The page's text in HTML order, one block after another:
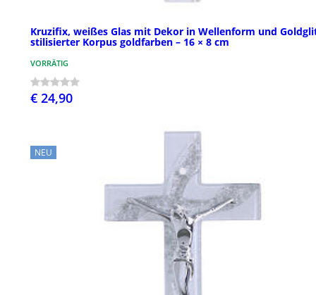
Kruzifix, weißes Glas mit Dekor in Wellenform und
stilisierter Korpus goldfarben – 16 × 8 cm
VORRÄTIG
€ 24,90
NEU